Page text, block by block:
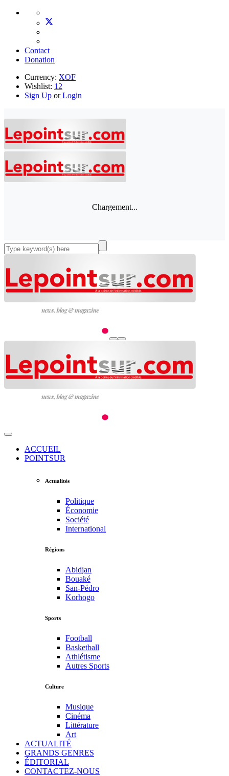
Contact
Donation
Currency: XOF
Wishlist: 12
Sign Up orLogin
Chargement...
ACCUEIL
POINTSUR
Actualités
Politique
Économie
Société
International
Régions
Abidjan
Bouaké
San-Pédro
Korhogo
Sports
Football
Basketball
Athlétisme
Autres Sports
Culture
Musique
Cinéma
Littérature
Art
ACTUALITÉ
GRANDS GENRES
ÉDITORIAL
CONTACTEZ-NOUS